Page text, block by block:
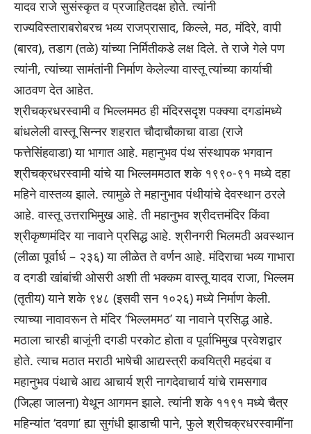
यादव राजे सुसंस्कृत व प्रजाहितदक्ष होते. त्यांनी
राज्यविस्ताराबरोबरच भव्य राजप्रासाद, किल्ले, मठ, मंदिरे, वापी
(बारव), तडाग (तळे) यांच्या निर्मितीकडे लक्ष दिले. ते राजे गेले पण
त्यांनी, त्यांच्या सामंतांनी निर्माण केलेल्या वास्तू त्यांच्या कार्याची
आठवण देत आहेत.
श्रीचक्रधरस्वामी व भिल्लममठ ही मंदिरसदृश पक्क्या दगडांमध्ये
बांधलेली वास्तू सिन्नर शहरात चौदाचौकाचा वाडा (राजे
फत्तेसिंहवाडा) या भागात आहे. महानुभव पंथ संस्थापक भगवान
श्रीचक्रधरस्वामी यांचे या भिल्लममठात शके १९९०-९१ मध्ये दहा
महिने वास्तव्य झाले. त्यामुळे ते महानुभाव पंथीयांचे देवस्थान ठरले
आहे. वास्तू उत्तराभिमुख आहे. ती महानुभव श्रीदत्तमंदिर किंवा
श्रीकृष्णमंदिर या नावाने प्रसिद्ध आहे. श्रीनगरी भिलमठी अवस्थान
(लीळा पूर्वार्ध – २३६) या लीळेत ते वर्णन आहे. मंदिराचा भव्य गाभारा
व दगडी खांबांची ओसरी अशी ती भक्कम वास्तू यादव राजा, भिल्लम
(तृतीय) याने शके ९४८ (इसवी सन १०२६) मध्ये निर्माण केली.
त्याच्या नावावरून ते मंदिर ‘भिल्लममठ’ या नावाने प्रसिद्ध आहे.
मठाला चारही बाजूंनी दगडी परकोट होता व पूर्वाभिमुख प्रवेशद्वार
होते. त्याच मठात मराठी भाषेची आद्यस्त्री कवयित्री महदंबा व
महानुभव पंथाचे आद्य आचार्य श्री नागदेवाचार्य यांचे रामसगाव
(जिल्हा जालना) येथून आगमन झाले. त्यांनी शके ११९१ मध्ये चैत्र
महिन्यांत ‘दवणा’ ह्या सुगंधी झाडाची पाने, फुले श्रीचक्रधरस्वामींना